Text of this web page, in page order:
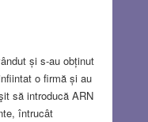
și s-au obținut
o firmă și au
să introducă ARN
întrucât